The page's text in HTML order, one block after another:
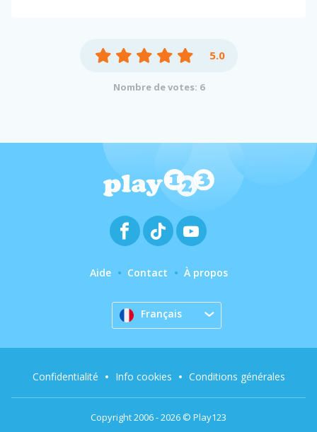
5.0
Nombre de votes: 6
Aide Contact À propos
Français
Copyright 2006 - 2026 © Play123
Confidentialité Info cookies Conditions générales